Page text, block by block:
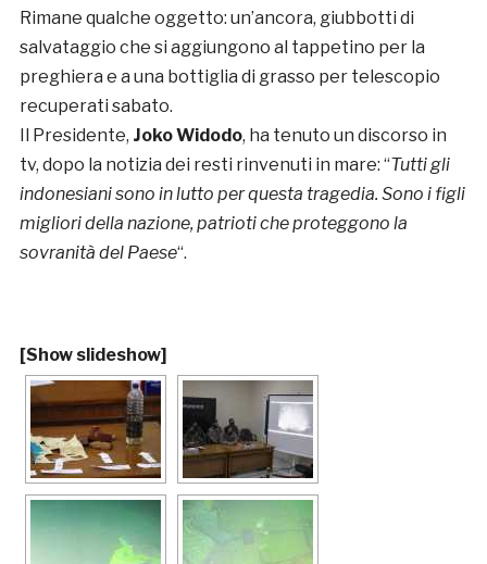
Rimane qualche oggetto: un’ancora, giubbotti di
salvataggio che si aggiungono al tappetino per la
preghiera e a una bottiglia di grasso per telescopio
recuperati sabato.
Il Presidente, Joko Widodo, ha tenuto un discorso in
tv, dopo la notizia dei resti rinvenuti in mare: “Tutti gli
indonesiani sono in lutto per questa tragedia. Sono i figli
migliori della nazione, patrioti che proteggono la
sovranità del Paese“.
[Show slideshow]